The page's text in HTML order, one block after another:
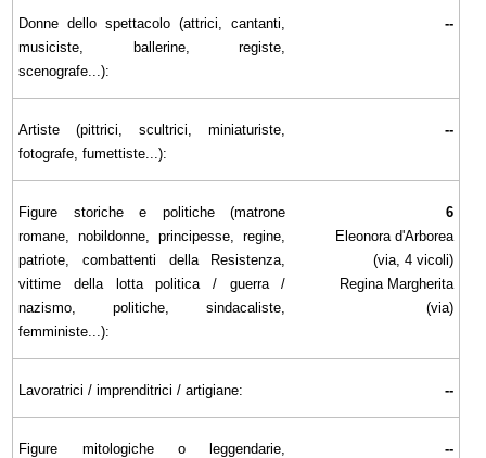
Donne dello spettacolo (attrici, cantanti,
musiciste, ballerine, registe,
scenografe...):
--
Artiste (pittrici, scultrici, miniaturiste,
fotografe, fumettiste...):
--
Figure storiche e politiche (matrone
romane, nobildonne, principesse, regine,
patriote, combattenti della Resistenza,
vittime della lotta politica / guerra /
nazismo, politiche, sindacaliste,
femministe...):
6
Eleonora d'Arborea
(via, 4 vicoli)
Regina Margherita
(via)
Lavoratrici / imprenditrici / artigiane: --
Figure mitologiche o leggendarie,
--